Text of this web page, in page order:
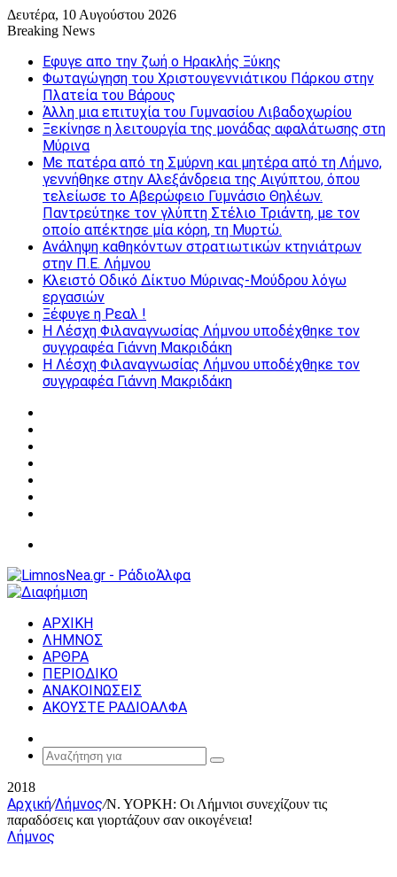
Δευτέρα, 10 Αυγούστου 2026
Breaking News
Εφυγε απο την ζωή o Ηρακλής Ξύκης
Φωταγώγηση του Χριστουγεννιάτικου Πάρκου στην
Πλατεία του Βάρους
Άλλη μια επιτυχία του Γυμνασίου Λιβαδοχωρίου
Ξεκίνησε η λειτουργία της μονάδας αφαλάτωσης στη
Μύρινα
Με πατέρα από τη Σμύρνη και μητέρα από τη Λήμνο,
γεννήθηκε στην Αλεξάνδρεια της Αιγύπτου, όπου
τελείωσε το Αβερώφειο Γυμνάσιο Θηλέων.
Παντρεύτηκε τον γλύπτη Στέλιο Τριάντη, με τον
οποίο απέκτησε μία κόρη, τη Μυρτώ.
Ανάληψη καθηκόντων στρατιωτικών κτηνιάτρων
στην Π.Ε. Λήμνου
Κλειστό Οδικό Δίκτυο Μύρινας-Μούδρου λόγω
εργασιών
Ξέφυγε η Ρεαλ !
Η Λέσχη Φιλαναγνωσίας Λήμνου υποδέχθηκε τον
συγγραφέα Γιάννη Μακριδάκη
Η Λέσχη Φιλαναγνωσίας Λήμνου υποδέχθηκε τον
συγγραφέα Γιάννη Μακριδάκη
ΑΡΧΙΚΗ
ΛΗΜΝΟΣ
ΑΡΘΡΑ
ΠΕΡΙΟΔΙΚΟ
ΑΝΑΚΟΙΝΩΣΕΙΣ
ΑΚΟΥΣΤΕ ΡΑΔΙΟΑΛΦΑ
Article
Αναζήτηση
2018
Αρχική/Λήμνος/Ν. ΥΟΡΚΗ: Οι Λήμνιοι συνεχίζουν τις
παραδόσεις και γιορτάζουν σαν οικογένεια!
Λήμνος